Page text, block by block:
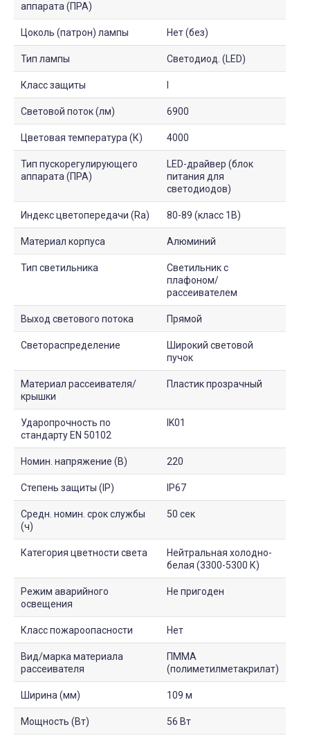
аппарата (ПРА)
Цоколь (патрон) лампы Нет (без)
Тип лампы Светодиод. (LED)
Класс защиты
Световой поток (лм) 6900
Цветовая температура (К) 4000
Тип пускорегулирующего
аппарата (ПРА)
LED-драйвер (блок
питания для
светодиодов)
Индекс цветопередачи (Ra) 80-89 (класс 1B)
Материал корпуса Алюминий
Тип светильника
Светильник с
плафоном/
рассеивателем
Выход светового потока Прямой
Светораспределение
Широкий световой
пучок
Материал рассеивателя/
крышки
Пластик прозрачный
Ударопрочность по
стандарту EN 50102
IK01
Номин. напряжение (В) 220
Степень защиты (IP) IP67
Средн. номин. срок службы
(ч)
50 сек
Категория цветности света
Нейтральная холодно-
белая (3300-5300 К)
Режим аварийного
освещения
Не пригоден
Класс пожароопасности Нет
Вид/марка материала
рассеивателя
ПММА
(полиметилметакрилат)
Ширина (мм) 109 м
Мощность (Вт) 56 Вт